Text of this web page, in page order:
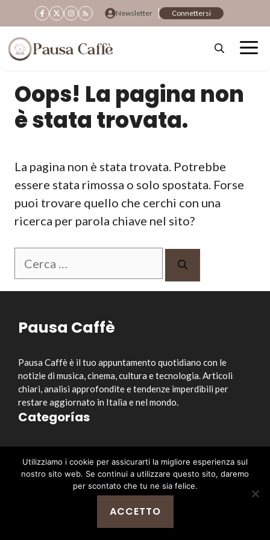
al
contenuto
Newsletter Connettersi
Oops! La pagina non
è stata trovata.
La pagina non è stata trovata. Potrebbe
essere stata rimossa o solo spostata. Forse
puoi trovare quello che cerchi con una
ricerca per parola chiave nel sito?
Ricerca
Pausa Caffè
Pausa Caffè è il tuo appuntamento quotidiano con le
notizie di musica, cinema, cultura e tecnologia. Articoli
chiari, analisi approfondite e tendenze imperdibili per
restare aggiornato in Italia e nel mondo.
Categorías
Musica
Cinema e Serie TV
Style&Culture
Enlaces útiles
Utilizziamo i cookie per assicurarti la migliore esperienza sul
nostro sito web. Se continui a utilizzare questo sito, daremo
per scontato che tu ne sia felice.
ACCETTO